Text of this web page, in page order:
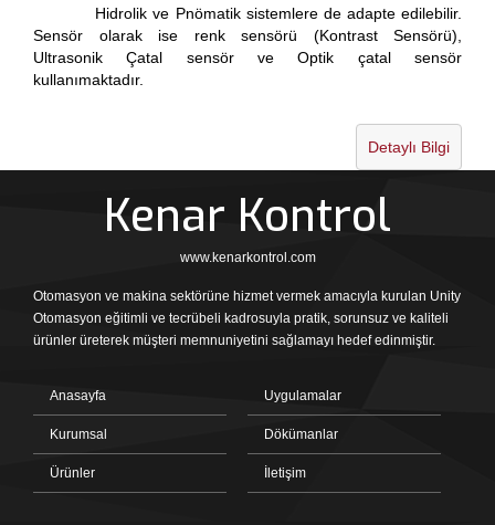
Hidrolik ve Pnömatik sistemlere de adapte edilebilir.
Sensör olarak ise renk sensörü (Kontrast Sensörü),
Ultrasonik Çatal sensör ve Optik çatal sensör
kullanımaktadır.
Detaylı Bilgi
Kenar Kontrol
www.kenarkontrol.com
Otomasyon ve makina sektörüne hizmet vermek amacıyla kurulan Unity
Otomasyon eğitimli ve tecrübeli kadrosuyla pratik, sorunsuz ve kaliteli
ürünler üreterek müşteri memnuniyetini sağlamayı hedef edinmiştir.
Anasayfa Uygulamalar
Kurumsal Dökümanlar
Ürünler İletişim